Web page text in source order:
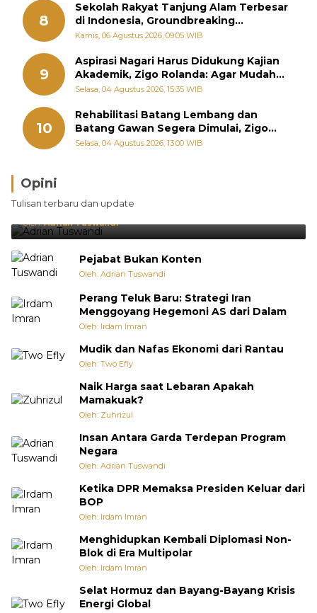
8
Sekolah Rakyat Tanjung Alam Terbesar
di Indonesia, Groundbreaking
September
Kamis, 06 Agustus 2026, 09:05 WIB
9
Aspirasi Nagari Harus Didukung Kajian
Akademik, Zigo Rolanda: Agar Mudah
Diperjuangkan di Kementerian
Selasa, 04 Agustus 2026, 15:35 WIB
10
Rehabilitasi Batang Lembang dan
Batang Gawan Segera Dimulai, Zigo
Rolanda Pastikan Proyek Berjalan
Selasa, 04 Agustus 2026, 13:00 WIB
Opini
Tulisan terbaru dan update
Brasil Lebih Diunggulkan, tetapi Jepang Selalu
Punya Cara Membuat Kejutan
Oleh:Adrian Tuswandi
Pejabat Bukan Konten
Oleh: Adrian Tuswandi
Perang Teluk Baru: Strategi Iran
Menggoyang Hegemoni AS dari Dalam
Oleh: Irdam Imran
Mudik dan Nafas Ekonomi dari Rantau
Oleh: Two Efly
Naik Harga saat Lebaran Apakah
Mamakuak?
Oleh: Zuhrizul
Insan Antara Garda Terdepan Program
Negara
Oleh: Adrian Tuswandi
Ketika DPR Memaksa Presiden Keluar dari
BOP
Oleh: Irdam Imran
Menghidupkan Kembali Diplomasi Non-
Blok di Era Multipolar
Oleh: Irdam Imran
Selat Hormuz dan Bayang-Bayang Krisis
Energi Global